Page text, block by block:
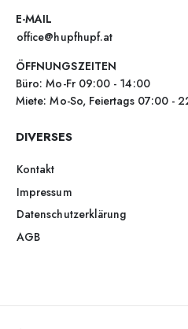
E-MAIL
office@hupfhupf.at
ÖFFNUNGSZEITEN
Büro: Mo-Fr 09:00 - 14:00
Miete: Mo-So, Feiertags 07:00 -
DIVERSES
Kontakt
Impressum
Datenschutzerklärung
AGB